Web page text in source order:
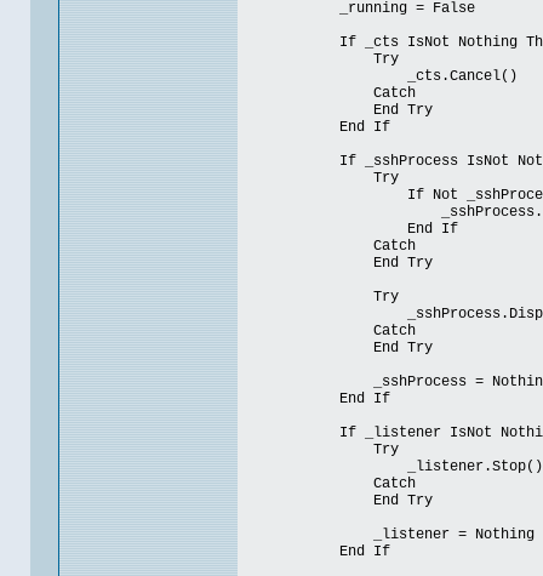
_running = False
If _cts IsNot Nothing
Try
_cts.Cancel()
Catch
End Try
End If
If _sshProcess IsNot
Try
If Not
End If
Catch
End Try
Try
Catch
End Try
_sshProcess =
End If
If _listener IsNot Nothing
Try
_listener.Stop()
Catch
End Try
_listener = Nothing
End If